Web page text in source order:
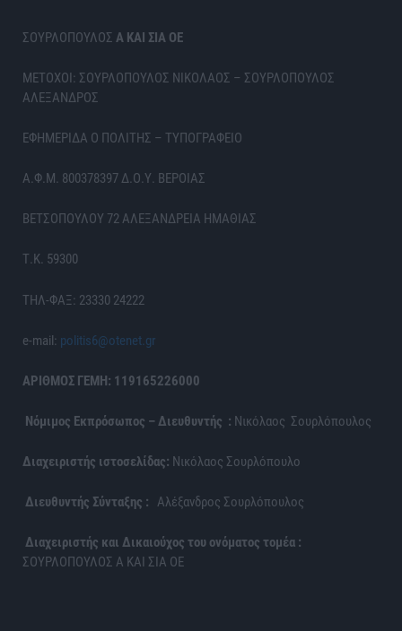
ΣΟΥΡΛΟΠΟΥΛΟΣ Α ΚΑΙ ΣΙΑ ΟΕ
ΜΕΤΟΧΟΙ: ΣΟΥΡΛΟΠΟΥΛΟΣ ΝΙΚΟΛΑΟΣ – ΣΟΥΡΛΟΠΟΥΛΟΣ
ΑΛΕΞΑΝΔΡΟΣ
ΕΦΗΜΕΡΙΔΑ Ο ΠΟΛΙΤΗΣ – ΤΥΠΟΓΡΑΦΕΙΟ
Α.Φ.Μ. 800378397 Δ.Ο.Υ. ΒΕΡΟΙΑΣ
ΒΕΤΣΟΠΟΥΛΟΥ 72 ΑΛΕΞΑΝΔΡΕΙΑ ΗΜΑΘΙΑΣ
Τ.Κ. 59300
ΤΗΛ-ΦΑΞ: 23330 24222
e-mail: politis6@otenet.gr
ΑΡΙΘΜΟΣ ΓΕΜΗ: 119165226000
Νόμιμος Εκπρόσωπος – Διευθυντής : Νικόλαος Σουρλόπουλος
Διαχειριστής ιστοσελίδας: Νικόλαος Σουρλόπουλο
Διευθυντής Σύνταξης : Αλέξανδρος Σουρλόπουλος
Διαχειριστής και Δικαιούχος του ονόματος τομέα :
ΣΟΥΡΛΟΠΟΥΛΟΣ Α ΚΑΙ ΣΙΑ ΟΕ